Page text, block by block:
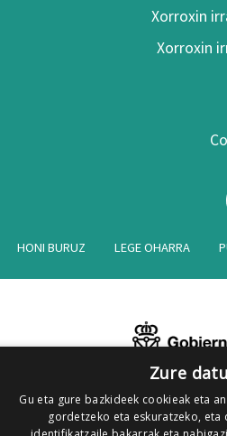
Xorroxin
Xorroxin
HONI BURUZ LEGE OHARRA
Zure
Gu eta gure bazkideek cookieak eta
gordetzeko eta eskuratzeko,